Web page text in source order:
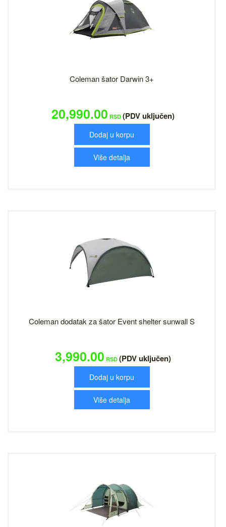
Coleman šator Darwin 3+
20,990.00 RSD (PDV uključen)
Dodaj u korpu
Više detalja
Coleman dodatak za šator Event shelter sunwall S
3,990.00 RSD (PDV uključen)
Dodaj u korpu
Više detalja